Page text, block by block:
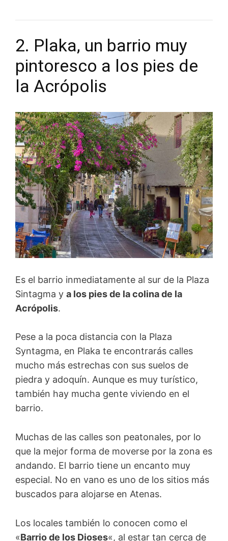
2. Plaka, un barrio muy
pintoresco a los pies de
la Acrópolis
Es el barrio inmediatamente al sur de la Plaza
Sintagma y a los pies de la colina de la
Acrópolis.
Pese a la poca distancia con la Plaza
Syntagma, en Plaka te encontrarás calles
mucho más estrechas con sus suelos de
piedra y adoquín. Aunque es muy turístico,
también hay mucha gente viviendo en el
barrio.
Muchas de las calles son peatonales, por lo
que la mejor forma de moverse por la zona es
andando. El barrio tiene un encanto muy
especial. No en vano es uno de los sitios más
buscados para alojarse en Atenas.
Los locales también lo conocen como el
«Barrio de los Dioses«, al estar tan cerca de